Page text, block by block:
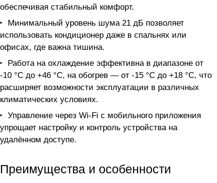
обеспечивая стабильный комфорт.
Минимальный уровень шума 21 дБ позволяет
использовать кондиционер даже в спальнях или
офисах, где важна тишина.
Работа на охлаждение эффективна в диапазоне от
-10 °C до +46 °C, на обогрев — от -15 °C до +18 °C, что
расширяет возможности эксплуатации в различных
климатических условиях.
Управление через Wi-Fi с мобильного приложения
упрощает настройку и контроль устройства на
удалённом доступе.
Преимущества и особенности